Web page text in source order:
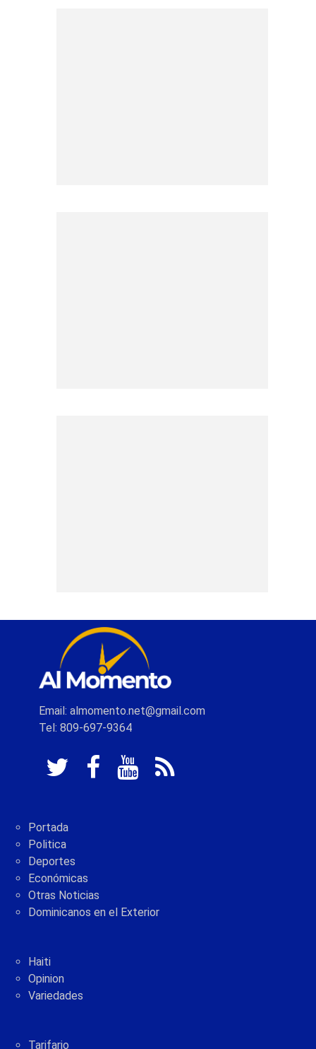
Email: almomento.net@gmail.com
Tel: 809-697-9364
Portada
Politica
Deportes
Económicas
Otras Noticias
Dominicanos en el Exterior
Haiti
Opinion
Variedades
Tarifario